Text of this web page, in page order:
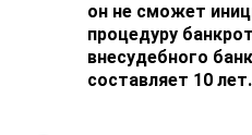
он не сможет
процедуру
внесудебного
составляет 10 лет.